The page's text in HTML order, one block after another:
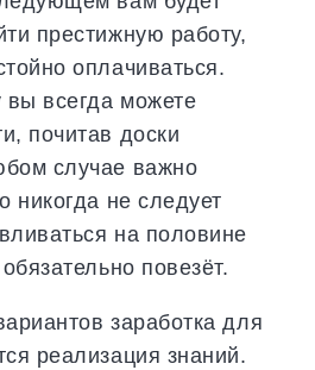
престижную работу,
оплачиваться.
всегда можете
почитав доски
случае важно
никогда не следует
на половине
повезёт.
заработка для
реализация знаний.